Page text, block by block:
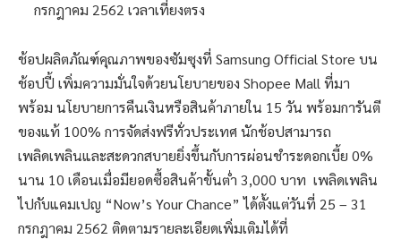
กรกฎาคม 2562 เวลาเที่ยงตรง
ช้อปผลิตภัณฑ์คุณภาพของซัมซุงที่ Samsung Official Store บน
ช้อปปี้ เพิ่มความมั่นใจด้วยนโยบายของ Shopee Mall ที่มา
พร้อม นโยบายการคืนเงินหรือสินค้าภายใน 15 วัน พร้อมการันตี
ของแท้ 100% การจัดส่งฟรีทั่วประเทศ นักช้อปสามารถ
เพลิดเพลินและสะดวกสบายยิ่งขึ้นกับการผ่อนชำระดอกเบี้ย 0%
นาน 10 เดือนเมื่อมียอดซื้อสินค้าขั้นต่ำ 3,000 บาท เพลิดเพลิน
ไปกับแคมเปญ “Now’s Your Chance” ได้ตั้งแต่วันที่ 25 – 31
กรกฎาคม 2562 ติดตามรายละเอียดเพิ่มเติมได้ที่